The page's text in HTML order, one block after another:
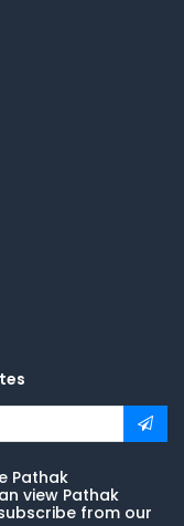
Pathak
view Pathak
from our